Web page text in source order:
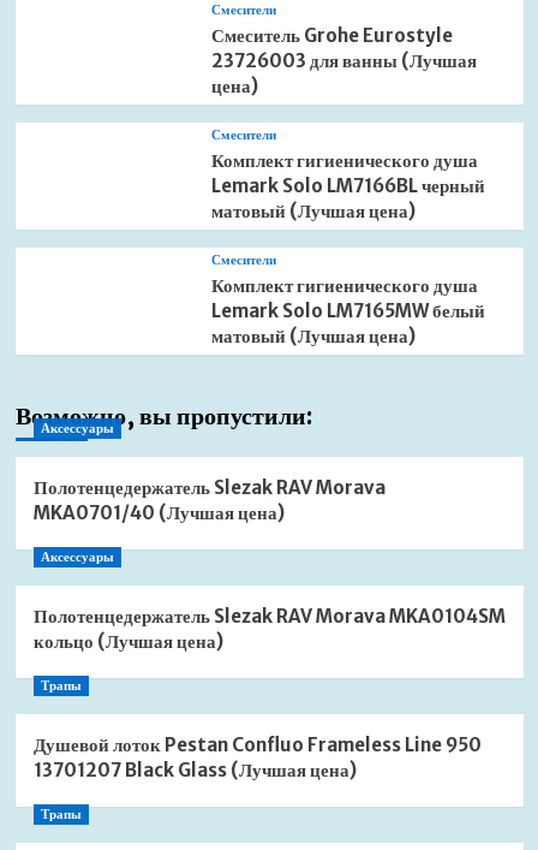
Смесители
Смеситель Grohe Eurostyle
23726003 для ванны (Лучшая
цена)
Смесители
Комплект гигиенического душа
Lemark Solo LM7166BL черный
матовый (Лучшая цена)
Смесители
Комплект гигиенического душа
Lemark Solo LM7165MW белый
матовый (Лучшая цена)
Возможно, вы пропустили:
Аксессуары
Полотенцедержатель Slezak RAV Morava
MKA0701/40 (Лучшая цена)
Аксессуары
Полотенцедержатель Slezak RAV Morava MKA0104SM
кольцо (Лучшая цена)
Трапы
Душевой лоток Pestan Confluo Frameless Line 950
13701207 Black Glass (Лучшая цена)
Трапы